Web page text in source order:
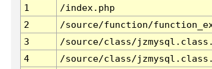
1
/index.php
2
/source/function/
3
/source/class/
4
/source/class/